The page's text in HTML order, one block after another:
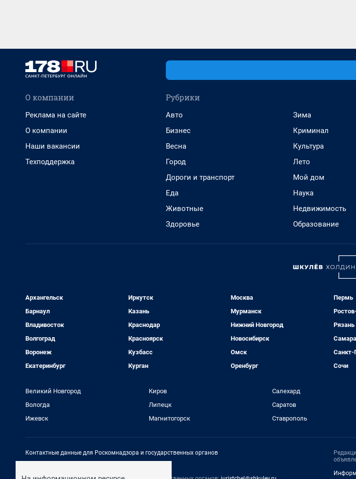
О компании
Реклама на сайте
О компании
Наши вакансии
Техподдержка
Рубрики
Авто
Бизнес
Весна
Город
Дороги и транспорт
Еда
Животные
Здоровье
Зима
Криминал
Культура
Лето
Мой дом
Наука
Недвижимость
Образование
Архангельск
Барнаул
Владивосток
Волгоград
Воронеж
Екатеринбург
Иркутск
Казань
Краснодар
Красноярск
Кузбасс
Курган
Москва
Мурманск
Нижний Новгород
Новосибирск
Омск
Оренбург
Пермь
Рязань
Самара
Санкт-
Сочи
Великий Новгород
Вологда
Ижевск
Киров
Липецк
Магнитогорск
Салехард
Саратов
Ставрополь
Контактные данные для Роскомнадзора и государственных органов